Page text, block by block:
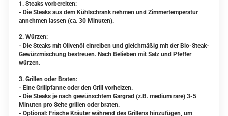
1. Steaks vorbereiten:
- Die Steaks aus dem Kühlschrank nehmen und Zimmertemperatur
annehmen lassen (ca. 30 Minuten).
2. Würzen:
- Die Steaks mit Olivenöl einreiben und gleichmäßig mit der Bio-Steak-
Gewürzmischung bestreuen. Nach Belieben mit Salz und Pfeffer
würzen.
3. Grillen oder Braten:
- Eine Grillpfanne oder den Grill vorheizen.
- Die Steaks je nach gewünschtem Gargrad (z.B. medium rare) 3-5
Minuten pro Seite grillen oder braten.
- Optional: Frische Kräuter während des Grillens hinzufügen, um